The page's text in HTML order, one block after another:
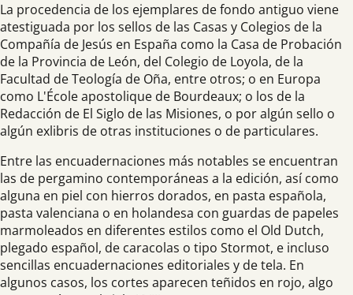
La procedencia de los ejemplares de fondo antiguo viene
atestiguada por los sellos de las Casas y Colegios de la
Compañía de Jesús en España como la Casa de Probación
de la Provincia de León, del Colegio de Loyola, de la
Facultad de Teología de Oña, entre otros; o en Europa
como L'École apostolique de Bourdeaux; o los de la
Redacción de El Siglo de las Misiones, o por algún sello o
algún exlibris de otras instituciones o de particulares.
Entre las encuadernaciones más notables se encuentran
las de pergamino contemporáneas a la edición, así como
alguna en piel con hierros dorados, en pasta española,
pasta valenciana o en holandesa con guardas de papeles
marmoleados en diferentes estilos como el Old Dutch,
plegado español, de caracolas o tipo Stormot, e incluso
sencillas encuadernaciones editoriales y de tela. En
algunos casos, los cortes aparecen teñidos en rojo, algo